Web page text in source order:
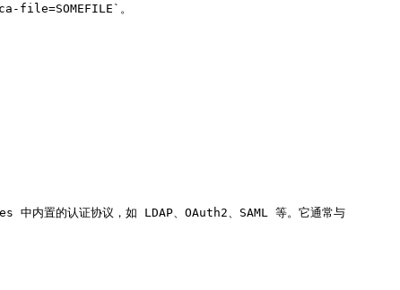
file=SOMEFILE`。
内置的认证协议，如 LDAP、OAuth2、SAML 等。它通常与